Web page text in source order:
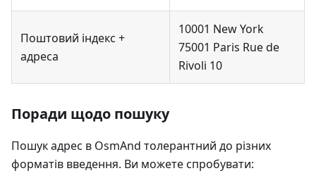
Поштовий індекс +
адреса
10001 New York
75001 Paris Rue de
Rivoli 10
Поради щодо пошуку
Пошук адрес в OsmAnd толерантний до різних
форматів введення. Ви можете спробувати: